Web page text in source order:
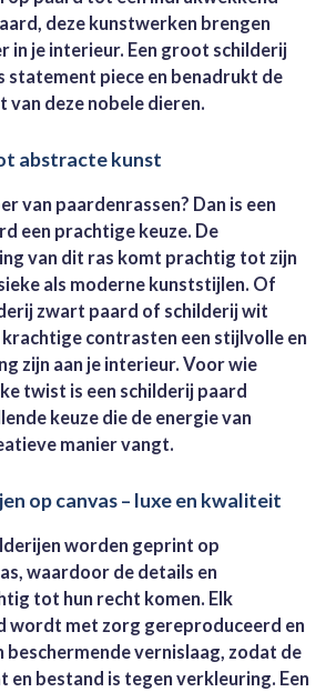
deze kunstwerken brengen
in je interieur. Een groot schilderij
statement piece en benadrukt de
van deze nobele dieren.
abstracte kunst
van paardenrassen? Dan is een
een prachtige keuze. De
van dit ras komt prachtig tot zijn
als moderne kunststijlen. Of
zwart paard of schilderij wit
contrasten een stijlvolle en
zijn aan je interieur. Voor wie
twist is een schilderij paard
keuze die de energie van
manier vangt.
op canvas – luxe en kwaliteit
worden geprint op
waardoor de details en
tot hun recht komen. Elk
wordt met zorg gereproduceerd en
vernislaag, zodat de
en bestand is tegen verkleuring. Een